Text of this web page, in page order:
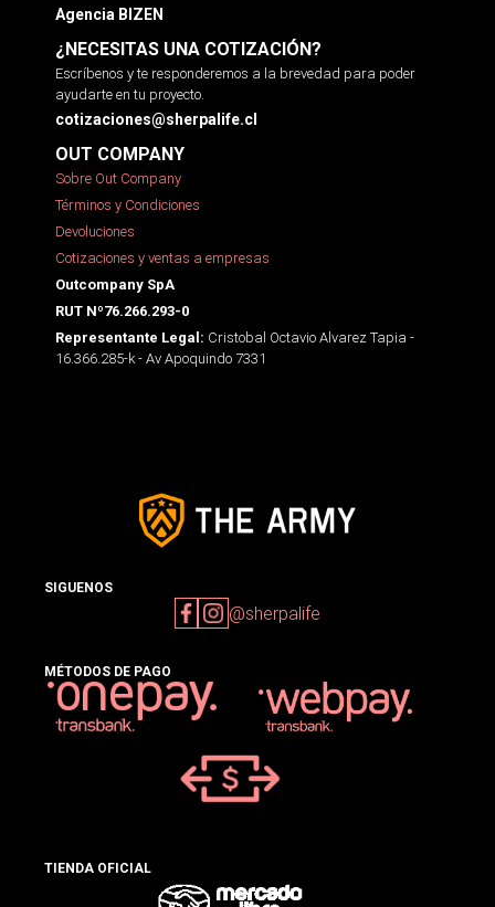
Agencia BIZEN
¿NECESITAS UNA COTIZACIÓN?
Escríbenos y te responderemos a la brevedad para poder
ayudarte en tu proyecto.
cotizaciones@sherpalife.cl
OUT COMPANY
Sobre Out Company
Términos y Condiciones
Devoluciones
Cotizaciones y ventas a empresas
Outcompany SpA
RUT Nº76.266.293-0
Representante Legal: Cristobal Octavio Alvarez Tapia -
16.366.285-k - Av Apoquindo 7331
SIGUENOS
@sherpalife
MÉTODOS DE PAGO
TIENDA OFICIAL